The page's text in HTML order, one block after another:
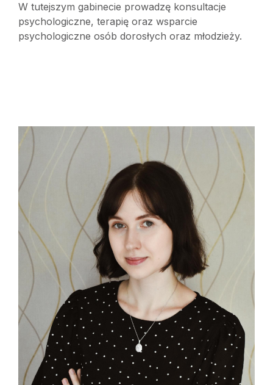
W tutejszym gabinecie prowadzę konsultacje
psychologiczne, terapię oraz wsparcie
psychologiczne osób dorosłych oraz młodzieży.